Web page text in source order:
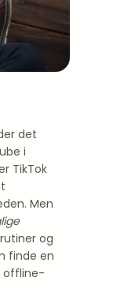
det
i
TikTok
Men
og
finde en
offline-